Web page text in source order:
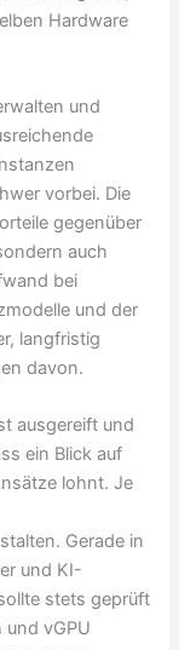
Hardware
und
vorbei. Die
gegenüber
auch
bei
und der
langfristig
davon.
ausgereift und
ein Blick auf
lohnt. Je
Gerade in
und KI-
stets geprüft
vGPU